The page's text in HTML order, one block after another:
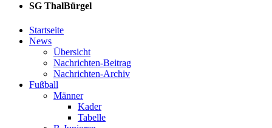
SG ThalBürgel
Startseite
News
Übersicht
Nachrichten-Beitrag
Nachrichten-Archiv
Fußball
Männer
Kader
Tabelle